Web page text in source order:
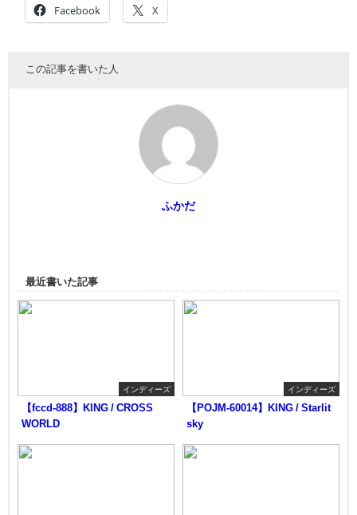
Facebook X
この記事を書いた人
ふかだ
最近書いた記事
インディーズ
【fccd-888】KING / CROSS
WORLD
インディーズ
【POJM-60014】KING / Starlit
sky